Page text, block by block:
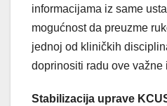
informacijama iz same
mogućnost da preuzme
jednoj od kliničkih
doprinositi radu ove važne
Stabilizacija uprave